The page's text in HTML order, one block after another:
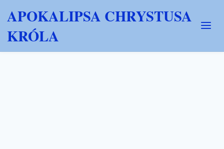
APOKALIPSA CHRYSTUSA
KRÓLA